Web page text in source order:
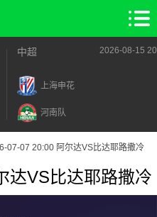
中超 2026-08-15
上海申花
河南队
07-07 20:00 阿尔达VS比达耶路撒冷
达VS比达耶路撒冷